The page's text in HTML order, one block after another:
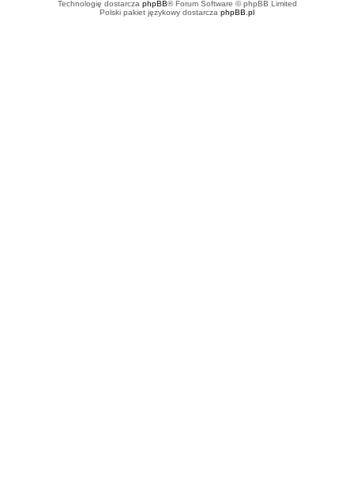
Technologię dostarcza phpBB® Forum Software © phpBB Limited
Polski pakiet językowy dostarcza phpBB.pl